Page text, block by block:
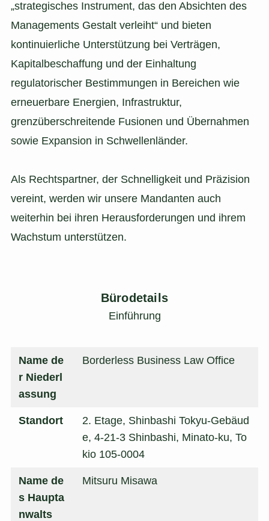
„strategisches Instrument, das den Absichten des
Managements Gestalt verleiht“ und bieten
kontinuierliche Unterstützung bei Verträgen,
Kapitalbeschaffung und der Einhaltung
regulatorischer Bestimmungen in Bereichen wie
erneuerbare Energien, Infrastruktur,
grenzüberschreitende Fusionen und Übernahmen
sowie Expansion in Schwellenländer.
Als Rechtspartner, der Schnelligkeit und Präzision
vereint, werden wir unsere Mandanten auch
weiterhin bei ihren Herausforderungen und ihrem
Wachstum unterstützen.
Bürodetails
Einführung
Name de
r Niederl
assung
Borderless Business Law Office
Standort
2. Etage, Shinbashi Tokyu-Gebäud
e, 4-21-3 Shinbashi, Minato-ku, To
kio 105-0004
Name de
s Haupta
nwalts
Mitsuru Misawa